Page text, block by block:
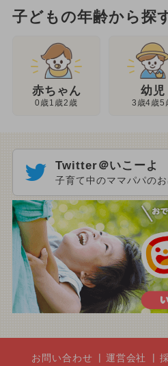
子どもの年齢から探
赤ちゃん
0歳1歳2歳
幼児
3歳4歳5
Twitter＠いこーよ
子育て中のママパパのお
お問い合わせ 運営会社